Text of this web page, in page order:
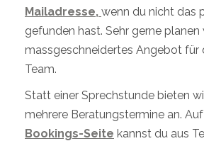
Mailadresse, wenn du nicht das
gefunden hast. Sehr gerne planen
massgeschneidertes Angebot für
Team.
Statt einer Sprechstunde bieten
mehrere Beratungstermine an.
Bookings-Seite kannst du aus